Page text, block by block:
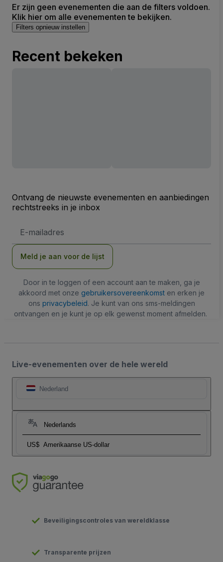
Er zijn geen evenementen die aan de filters voldoen.
Klik hier om alle evenementen te bekijken.
Filters opnieuw instellen
Recent bekeken
Ontvang de nieuwste evenementen en aanbiedingen
rechtstreeks in je inbox
mailadres
Meld je aan voor de lijst
Door in te loggen of een account aan te maken, ga je
akkoord met onze gebruikersovereenkomst en erken je
ons privacybeleid. Je kunt van ons sms-meldingen
ontvangen en je kunt je op elk gewenst moment afmelden.
Live-evenementen over de hele wereld
Nederland
Nederlands
US$ Amerikaanse US-dollar
Beveiligingscontroles van wereldklasse
Transparente prijzen